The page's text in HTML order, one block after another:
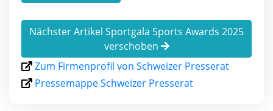
Nächster Artikel Sportgala Sports Awards 2025
verschoben
Zum Firmenprofil von Schweizer Presserat
Pressemappe Schweizer Presserat